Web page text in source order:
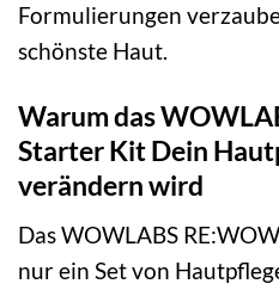
Formulierungen
schönste Haut.
Warum das
Starter Kit Dein
verändern wird
Das WOWLABS
nur ein Set von